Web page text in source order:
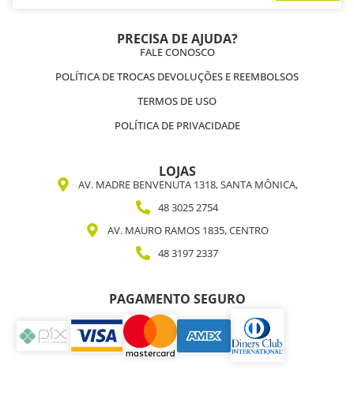
PRECISA DE AJUDA?
FALE CONOSCO
POLÍTICA DE TROCAS DEVOLUÇÕES E REEMBOLSOS
TERMOS DE USO
POLÍTICA DE PRIVACIDADE
LOJAS
AV. MADRE BENVENUTA 1318, SANTA MÔNICA,
48 3025 2754
AV. MAURO RAMOS 1835, CENTRO
48 3197 2337
PAGAMENTO SEGURO